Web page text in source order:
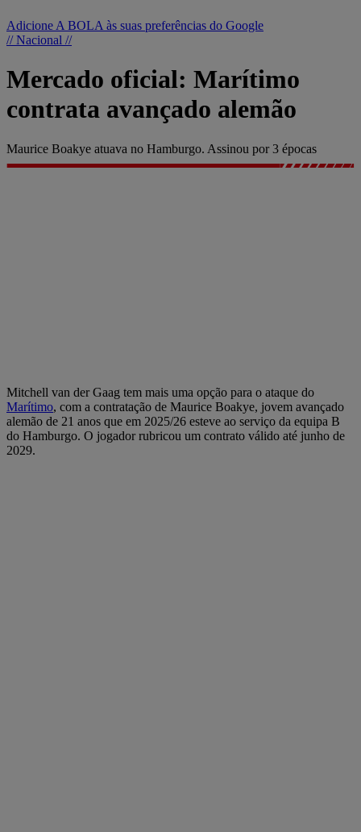
Adicione A BOLA às suas preferências do Google
// Nacional //
Mercado oficial: Marítimo
contrata avançado alemão
Maurice Boakye atuava no Hamburgo. Assinou por 3 épocas
Mitchell van der Gaag tem mais uma opção para o ataque do
Marítimo, com a contratação de Maurice Boakye, jovem avançado
alemão de 21 anos que em 2025/26 esteve ao serviço da equipa B
do Hamburgo. O jogador rubricou um contrato válido até junho de
2029.